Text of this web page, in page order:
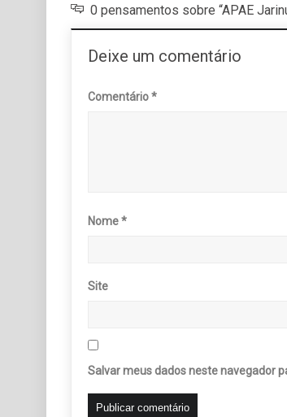
0 pensamentos sobre “APAE
Deixe um comentário
Comentário*
Nome*
Site
Salvar meus dados neste navegador